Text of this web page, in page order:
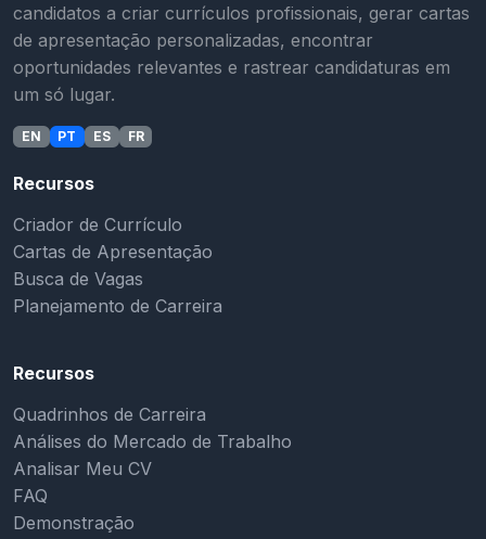
candidatos a criar currículos profissionais, gerar cartas
de apresentação personalizadas, encontrar
oportunidades relevantes e rastrear candidaturas em
um só lugar.
EN PT ES FR
Recursos
Criador de Currículo
Cartas de Apresentação
Busca de Vagas
Planejamento de Carreira
Recursos
Quadrinhos de Carreira
Análises do Mercado de Trabalho
Analisar Meu CV
FAQ
Demonstração